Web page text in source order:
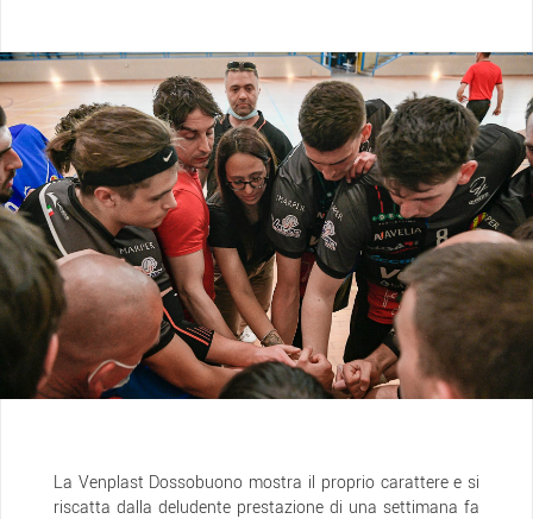
La Venplast Dossobuono mostra il proprio carattere e si
riscatta dalla deludente prestazione di una settimana fa